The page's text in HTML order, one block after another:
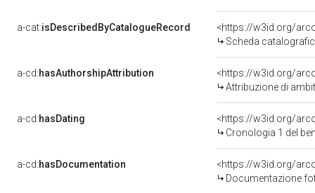
a-cat:isDescribedByCatalogueRecord
<https://w3id.org/
Scheda
a-cd:hasAuthorshipAttribution
<https://w3id.org/
Attribuzione di
a-cd:hasDating
<https://w3id.org/
Cronologia 1 del
a-cd:hasDocumentation
Documentazione